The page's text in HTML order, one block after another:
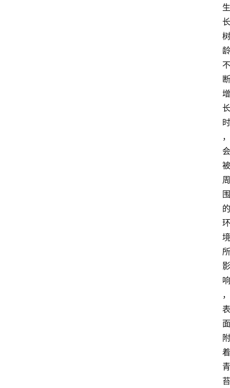
生
长
树
龄
不
断
增
长
时
，
会
被
周
围
的
环
境
所
影
响
，
表
面
附
着
青
苔